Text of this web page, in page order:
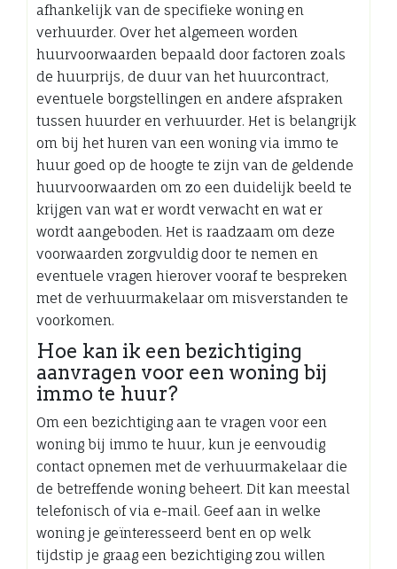
afhankelijk van de specifieke woning en
verhuurder. Over het algemeen worden
huurvoorwaarden bepaald door factoren zoals
de huurprijs, de duur van het huurcontract,
eventuele borgstellingen en andere afspraken
tussen huurder en verhuurder. Het is belangrijk
om bij het huren van een woning via immo te
huur goed op de hoogte te zijn van de geldende
huurvoorwaarden om zo een duidelijk beeld te
krijgen van wat er wordt verwacht en wat er
wordt aangeboden. Het is raadzaam om deze
voorwaarden zorgvuldig door te nemen en
eventuele vragen hierover vooraf te bespreken
met de verhuurmakelaar om misverstanden te
voorkomen.
Hoe kan ik een bezichtiging
aanvragen voor een woning bij
immo te huur?
Om een bezichtiging aan te vragen voor een
woning bij immo te huur, kun je eenvoudig
contact opnemen met de verhuurmakelaar die
de betreffende woning beheert. Dit kan meestal
telefonisch of via e-mail. Geef aan in welke
woning je geïnteresseerd bent en op welk
tijdstip je graag een bezichtiging zou willen